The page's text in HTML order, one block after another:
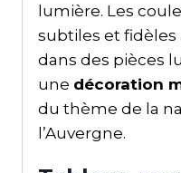
lumière. Les
subtiles et fidèles
dans des pièces
une décoration
du thème de la
l’Auvergne.